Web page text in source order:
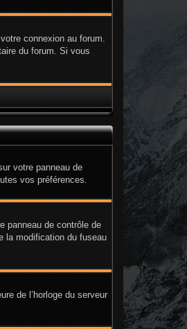
connexion au forum.
du forum. Si vous
votre panneau de
vos préférences.
panneau de contrôle de
la modification du fuseau
de l’horloge du serveur